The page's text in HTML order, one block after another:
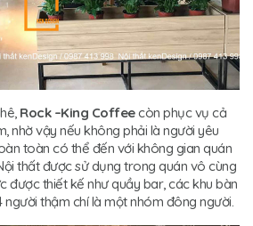
Rock –King Coffeecòn phục vụ cả
nhờ vậy nếu không phải là người yêu
toàn có thể đến với không gian quán
thất được sử dụng trong quán vô cùng
được thiết kế như quầy bar, các khu bàn
người thậm chí là một nhóm đông người.